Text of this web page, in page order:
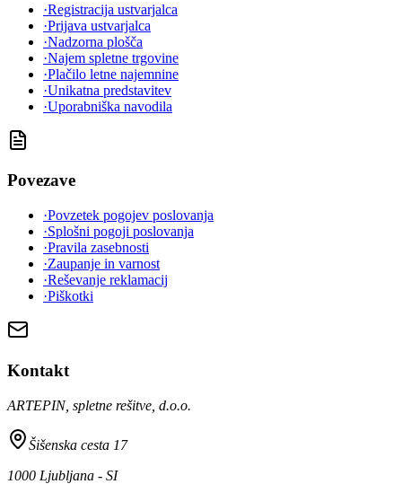
·Registracija ustvarjalca
·Prijava ustvarjalca
·Nadzorna plošča
·Najem spletne trgovine
·Plačilo letne najemnine
·Unikatna predstavitev
·Uporabniška navodila
Povezave
·Povzetek pogojev poslovanja
·Splošni pogoji poslovanja
·Pravila zasebnosti
·Zaupanje in varnost
·Reševanje reklamacij
·Piškotki
Kontakt
ARTEPIN, spletne rešitve, d.o.o.
Šišenska cesta 17
1000 Ljubljana - SI